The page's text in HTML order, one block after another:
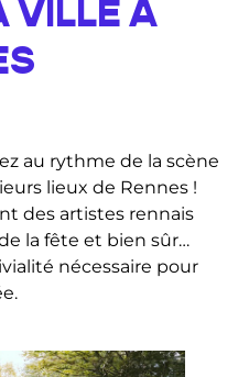
VILLE À
au rythme de la scène
lieux de Rennes !
des artistes rennais
la fête et bien sûr…
nécessaire pour